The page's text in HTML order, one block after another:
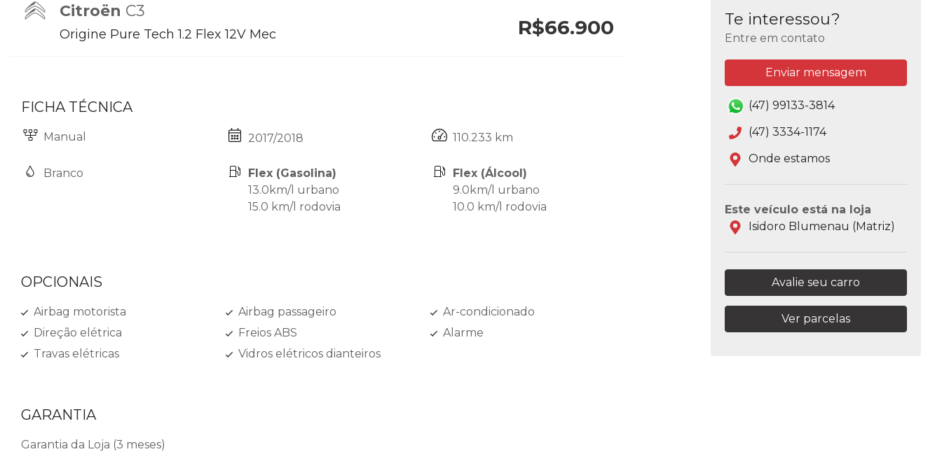
Citroën C3
Origine Pure Tech 1.2 Flex 12V Mec R$66.900
FICHA TÉCNICA
Manual 2017/2018 110.233 km
Branco
Flex (Gasolina)
13.0km/l urbano
15.0 km/l rodovia
Flex (Álcool)
9.0km/l urbano
10.0 km/l rodovia
OPCIONAIS
Airbag motorista Airbag passageiro
Ar-condicionado
Direção elétrica
Freios ABS
Alarme
Travas elétricas
Vidros elétricos dianteiros
GARANTIA
Garantia da Loja (3 meses)
Te interessou?
Entre em contato
Enviar mensagem
(47) 99133-3814
(47) 3334-1174
Onde estamos
Este veículo está na loja
Isidoro Blumenau (Matriz)
Avalie seu carro
Ver parcelas